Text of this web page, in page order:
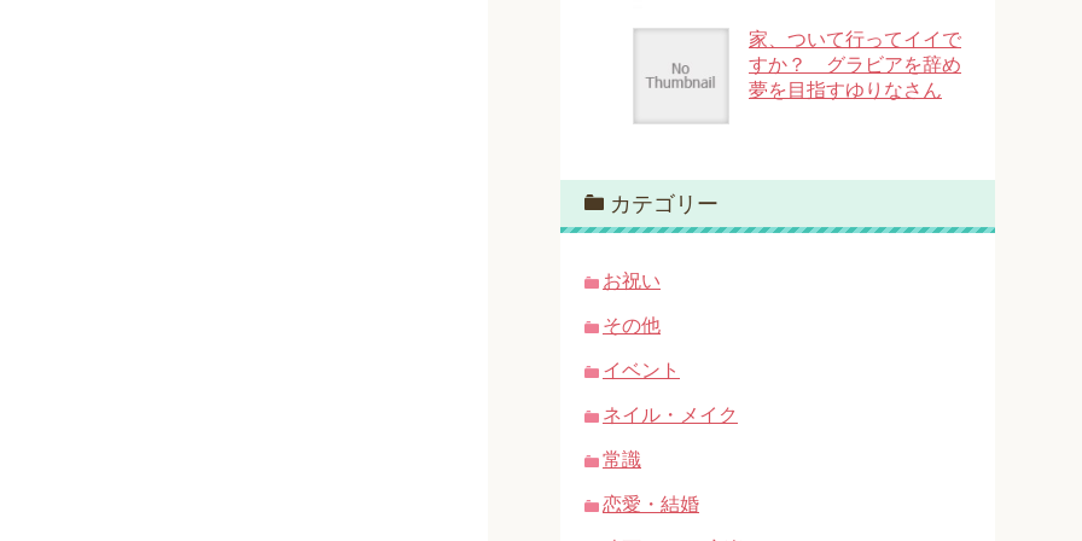
家、ついて行ってイイで
すか？ グラビアを辞め
夢を目指すゆりなさん
カテゴリー
お祝い
その他
イベント
ネイル・メイク
常識
恋愛・結婚